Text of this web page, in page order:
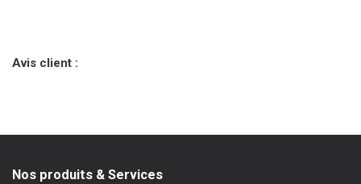
Avis client :
Nos produits & Services